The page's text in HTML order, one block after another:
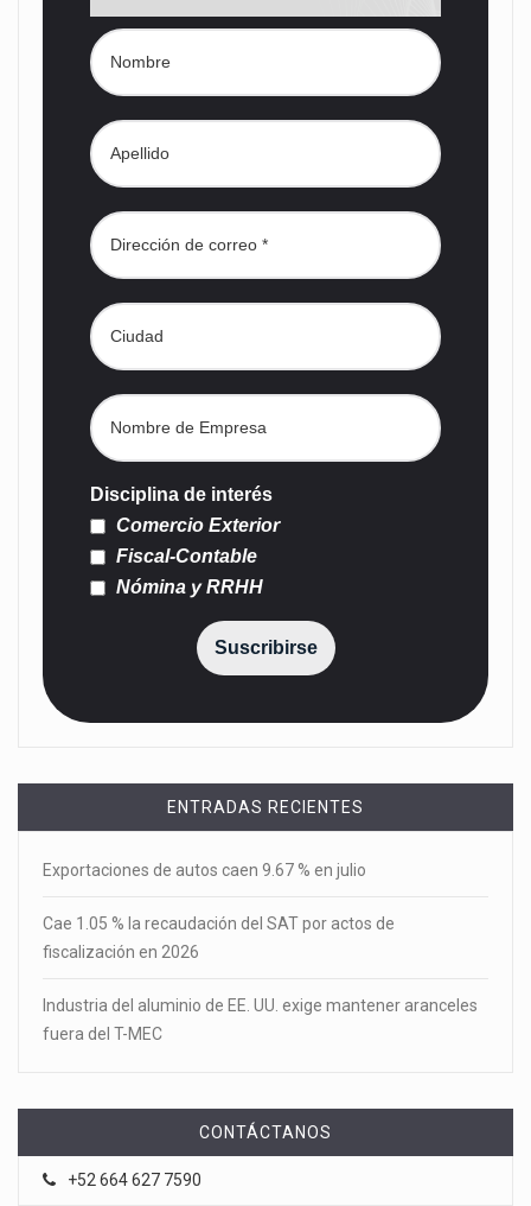
Disciplina de interés
Comercio Exterior
Fiscal-Contable
Nómina y RRHH
Suscribirse
ENTRADAS RECIENTES
Exportaciones de autos caen 9.67 % en julio
Cae 1.05 % la recaudación del SAT por actos de
fiscalización en 2026
Industria del aluminio de EE. UU. exige mantener aranceles
fuera del T-MEC
CONTÁCTANOS
+52 664 627 7590